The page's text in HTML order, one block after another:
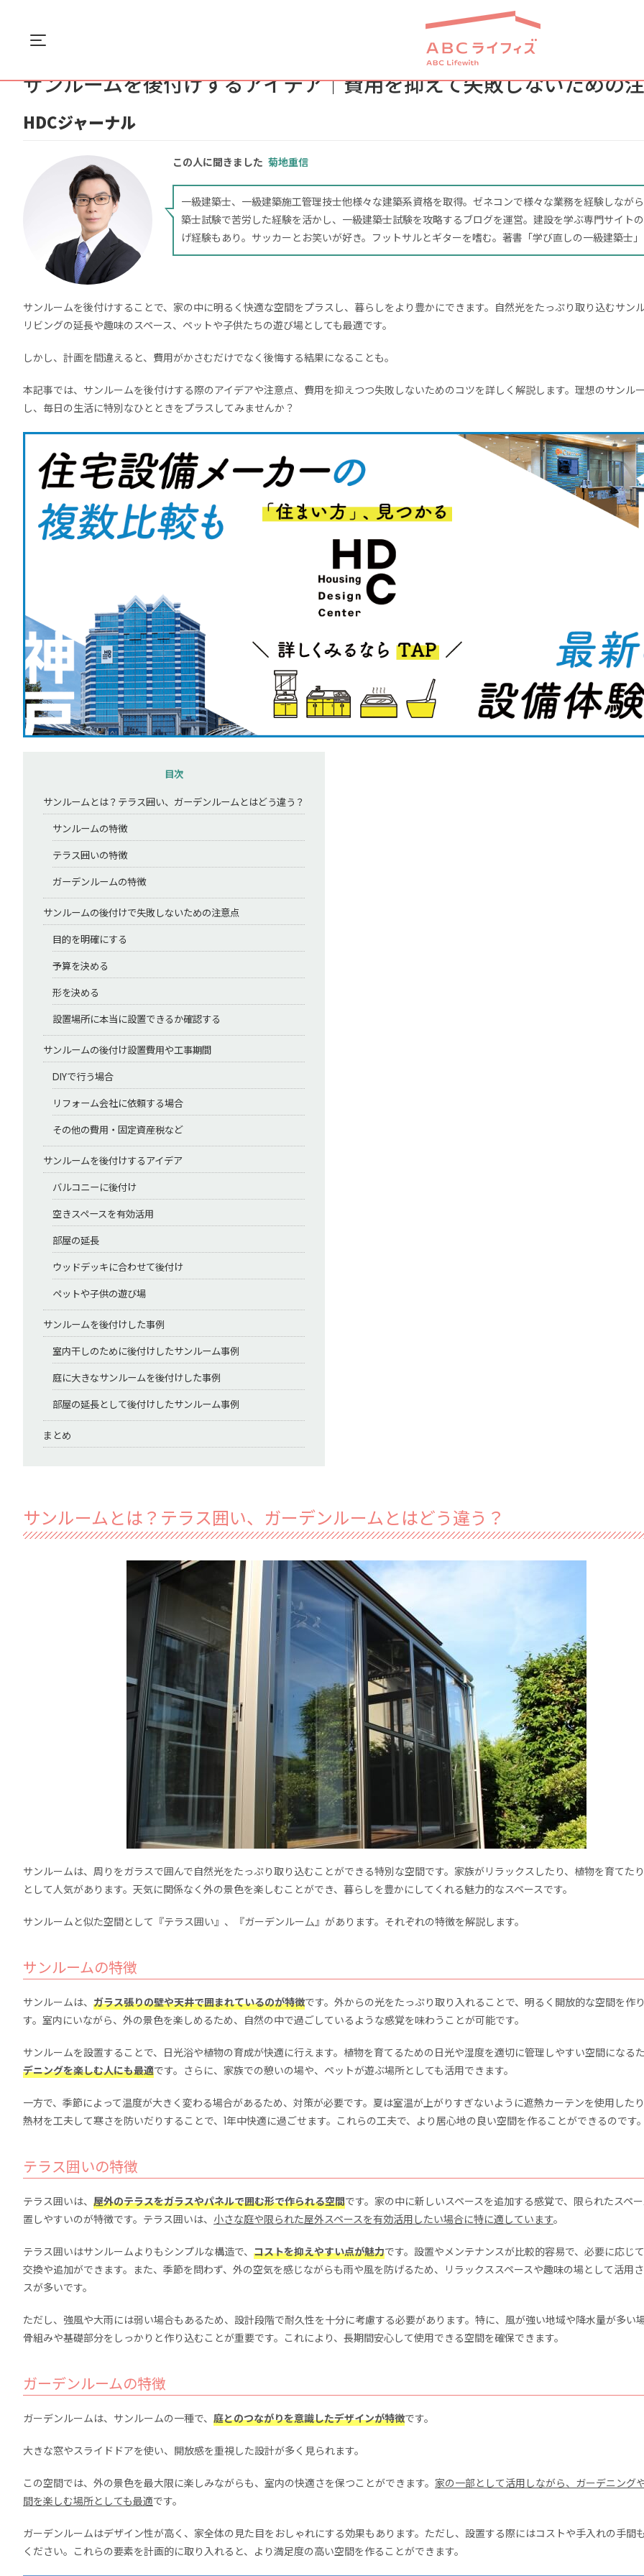
Menu
サンルームを後付けするアイデア｜費用を抑えて失敗しないための
HDCジャーナル
この人に聞きました 菊地重信
一級建築士、一級建築施工管理技士他様々な建築系資格を取得。ゼネコンで様々な業務を経験しなが
築士試験で苦労した経験を活かし、一級建築士試験を攻略するブログを運営。建設を学ぶ専門サイト
げ経験もあり。サッカーとお笑いが好き。フットサルとギターを嗜む。著書「学び直しの一級建築士」
サンルームを後付けすることで、家の中に明るく快適な空間をプラスし、暮らしをより豊かにできます。自然光をたっぷり取り込むサンル
リビングの延長や趣味のスペース、ペットや子供たちの遊び場としても最適です。
しかし、計画を間違えると、費用がかさむだけでなく後悔する結果になることも。
本記事では、サンルームを後付けする際のアイデアや注意点、費用を抑えつつ失敗しないためのコツを詳しく解説します。理想のサンル
し、毎日の生活に特別なひとときをプラスしてみませんか？
目次
サンルームとは？テラス囲い、ガーデンルームとはどう違う？
サンルームの特徴
テラス囲いの特徴
ガーデンルームの特徴
サンルームの後付けで失敗しないための注意点
目的を明確にする
予算を決める
形を決める
設置場所に本当に設置できるか確認する
サンルームの後付け設置費用や工事期間
DIYで行う場合
リフォーム会社に依頼する場合
その他の費用・固定資産税など
サンルームを後付けするアイデア
バルコニーに後付け
空きスペースを有効活用
部屋の延長
ウッドデッキに合わせて後付け
ペットや子供の遊び場
サンルームを後付けした事例
室内干しのために後付けしたサンルーム事例
庭に大きなサンルームを後付けした事例
部屋の延長として後付けしたサンルーム事例
まとめ
サンルームとは？テラス囲い、ガーデンルームとはどう違う？
サンルームは、周りをガラスで囲んで自然光をたっぷり取り込むことができる特別な空間です。家族がリラックスしたり、植物を育てた
として人気があります。天気に関係なく外の景色を楽しむことができ、暮らしを豊かにしてくれる魅力的なスペースです。
サンルームと似た空間として『テラス囲い』、『ガーデンルー厶』があります。それぞれの特徴を解説します。
サンルームの特徴
サンルームは、 ガラス張りの壁や天井で囲まれているのが特徴です。外からの光をたっぷり取り入れることで、明るく開放的な空間を作
す。室内にいながら、外の景色を楽しめるため、自然の中で過ごしているような感覚を味わうことが可能です。
サンルームを設置することで、日光浴や植物の育成が快適に行えます。植物を育てるための日光や湿度を適切に管理しやすい空間になるた
デニングを楽しむ人にも最適です。さらに、家族での憩いの場や、ペットが遊ぶ場所としても活用できます。
一方で、季節によって温度が大きく変わる場合があるため、対策が必要です。夏は室温が上がりすぎないように遮熱カーテンを使用した
熱材を工夫して寒さを防いだりすることで、1年中快適に過ごせます。これらの工夫で、より居心地の良い空間を作ることができるのです。
テラス囲いの特徴
テラス囲いは、 屋外のテラスをガラスやパネルで囲む形で作られる空間です。家の中に新しいスペースを追加する感覚で、限られたスペ
置しやすいのが特徴です。テラス囲いは、 小さな庭や限られた屋外スペースを有効活用したい場合に特に適しています。
テラス囲いはサンルームよりもシンプルな構造で、 コストを抑えやすい点が魅力です。設置やメンテナンスが比較的容易で、必要に応じ
交換や追加ができます。また、季節を問わず、外の空気を感じながらも雨や風を防げるため、リラックススペースや趣味の場として活用
スが多いです。
ただし、強風や大雨には弱い場合もあるため、設計段階で耐久性を十分に考慮する必要があります。特に、風が強い地域や降水量が多い場
骨組みや基礎部分をしっかりと作り込むことが重要です。これにより、長期間安心して使用できる空間を確保できます。
ガーデンルームの特徴
ガーデンルームは、サンルームの一種で、 庭とのつながりを意識したデザインが特徴です。
大きな窓やスライドドアを使い、開放感を重視した設計が多く見られます。
この空間では、外の景色を最大限に楽しみながらも、室内の快適さを保つことができます。 家の一部として活用しながら、ガーデニング
間を楽しむ場所としても最適です。
ガーデンルームはデザイン性が高く、家全体の見た目をおしゃれにする効果もあります。ただし、設置する際にはコストや手入れの手間
ください。これらの要素を計画的に取り入れると、より満足度の高い空間を作ることができます。